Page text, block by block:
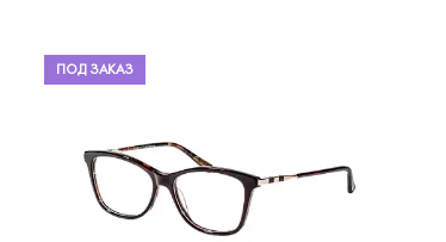
ПОД ЗАКАЗ